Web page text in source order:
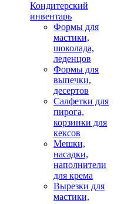
Кондитерский
инвентарь
Формы для
мастики,
шоколада,
леденцов
Формы для
выпечки,
десертов
Салфетки для
пирога,
корзинки для
кексов
Мешки,
насадки,
наполнители
для крема
Вырезки для
мастики,